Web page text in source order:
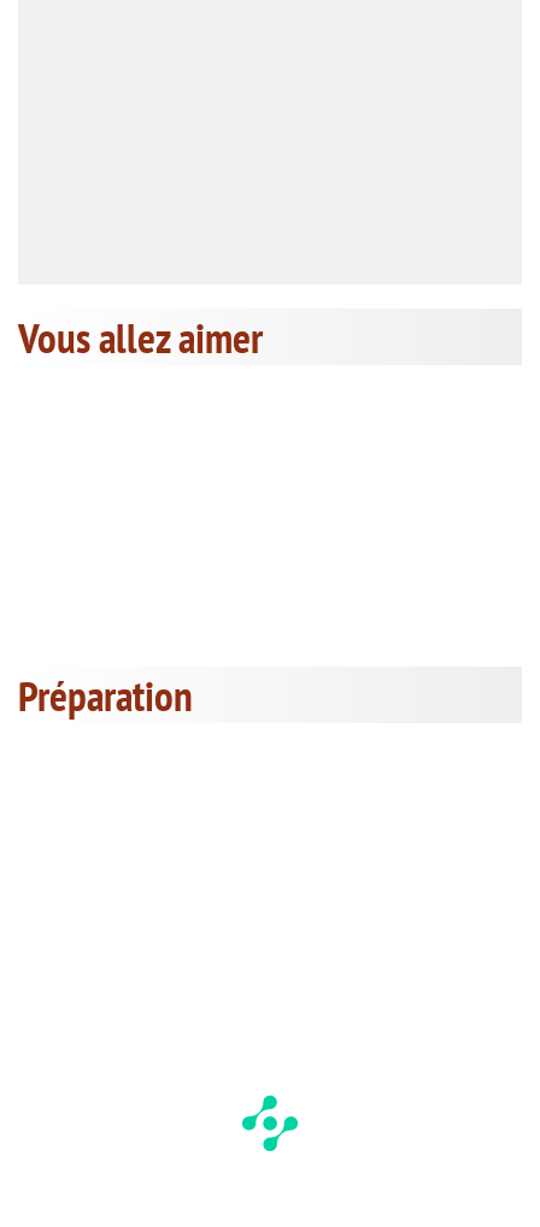
Vous allez aimer
Préparation